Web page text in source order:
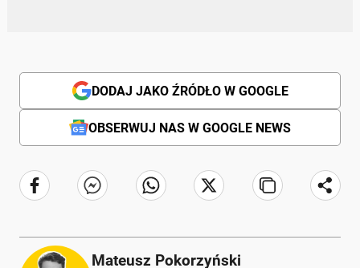
DODAJ JAKO ŹRÓDŁO W GOOGLE
OBSERWUJ NAS W GOOGLE NEWS
Mateusz Pokorzyński